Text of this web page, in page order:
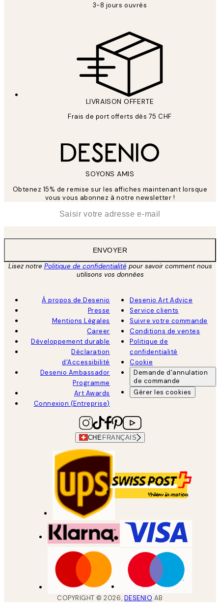
3-8 jours ouvrés
LIVRAISON OFFERTE
Frais de port offerts dès 75 CHF
SOYONS AMIS
Obtenez 15% de remise sur les affiches maintenant lorsque
vous vous abonnez à notre newsletter !
ENVOYER
Lisez notre Politique de confidentialitépour savoir comment nous
utilisons vos données
À propos de Desenio
Presse
Mentions Légales
Career
Développement durable
Déclaration
d'Accessibilité
Desenio Ambassador
Programme
Art Awards
Connexion (Entreprise)
Desenio Art Advice
Service clients
Suivre votre commande
Conditions de ventes
Politique de
confidentialité
Cookie
Demande d'annulation
de commande
Gérer les cookies
CHE FRANÇAIS
COPYRIGHT ©2026, DESENIO AB